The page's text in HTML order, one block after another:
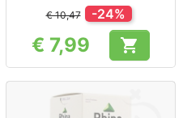
€ 10,47 -24%
Prijs
€ 7,99 